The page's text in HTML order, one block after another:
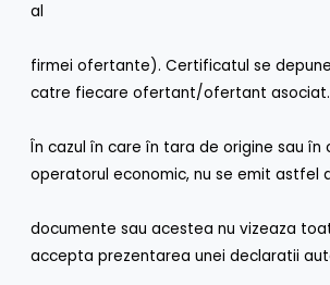
al
firmei ofertante). Certificatul se
catre fiecare ofertant/ofertant asociat.
În cazul în care în tara de origine sau
operatorul economic, nu se emit astfel
documente sau acestea nu vizeaza
accepta prezentarea unei declaratii